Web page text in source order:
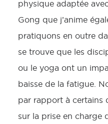
physique adaptée
Gong que j’anime
pratiquons en outre
se trouve que les
ou le yoga ont un
baisse de la fatigue.
par rapport à certains
sur la prise en charge